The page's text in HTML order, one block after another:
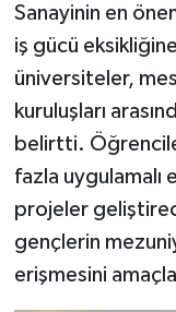
Sanayinin en
iş gücü
üniversiteler,
kuruluşları
belirtti.
fazla uygulamalı
projeler
gençlerin
erişmesini